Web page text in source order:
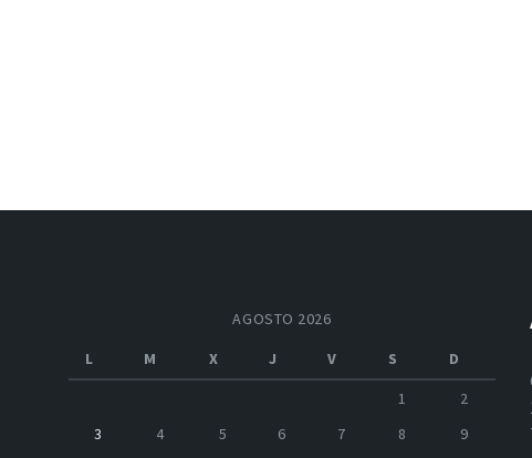
AGOSTO 2026
L
M X J V S
D
1
2
3
4 5 6 7 8
9